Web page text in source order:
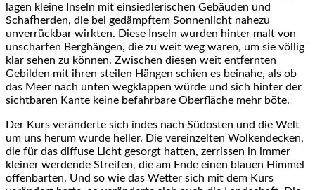
lagen kleine Inseln mit einsiedlerischen Gebäuden und
Schafherden, die bei gedämpftem Sonnenlicht nahezu
unverrückbar wirkten. Diese Inseln wurden hinter malt von
unscharfen Berghängen, die zu weit weg waren, um sie völlig
klar sehen zu können. Zwischen diesen weit entfernten
Gebilden mit ihren steilen Hängen schien es beinahe, als ob
das Meer nach unten wegklappen würde und sich hinter der
sichtbaren Kante keine befahrbare Oberfläche mehr böte.
Der Kurs veränderte sich indes nach Südosten und die Welt
um uns herum wurde heller. Die vereinzelten Wolkendecken,
die für das diffuse Licht gesorgt hatten, zerrissen in immer
kleiner werdende Streifen, die am Ende einen blauen Himmel
offenbarten. Und so wie das Wetter sich mit dem Kurs